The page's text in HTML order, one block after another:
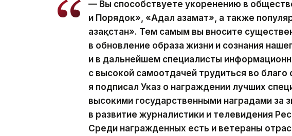
— Вы способствуете укоренению в
и Порядок», «Адал азамат», а также
Қазақстан». Тем самым вы вносите
в обновление образа жизни и сознания
и в дальнейшем специалисты
с высокой самоотдачей трудиться во благо
я подписал Указ о награждении лучших
высокими государственными наградами за
в развитие журналистики и телевидения
Среди награжденных есть и ветераны